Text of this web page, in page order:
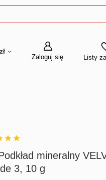
zł
Zaloguj się Listy
mineralny
3, 10 g